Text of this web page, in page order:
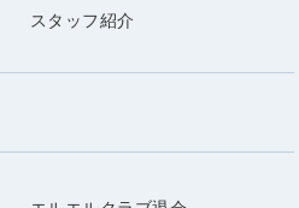
スタッフ紹介